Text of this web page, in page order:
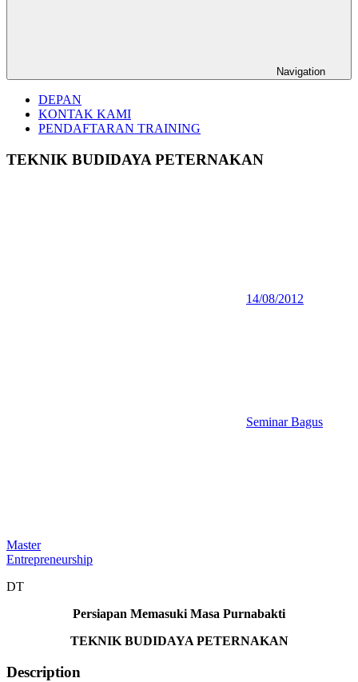
Navigation
DEPAN
KONTAK KAMI
PENDAFTARAN TRAINING
TEKNIK BUDIDAYA PETERNAKAN
14/08/2012
Seminar Bagus
Master
Entrepreneurship
DT
Persiapan Memasuki Masa Purnabakti
TEKNIK BUDIDAYA PETERNAKAN
Description